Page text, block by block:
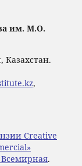
им. М.О.
Казахстан.
,
Creative
.